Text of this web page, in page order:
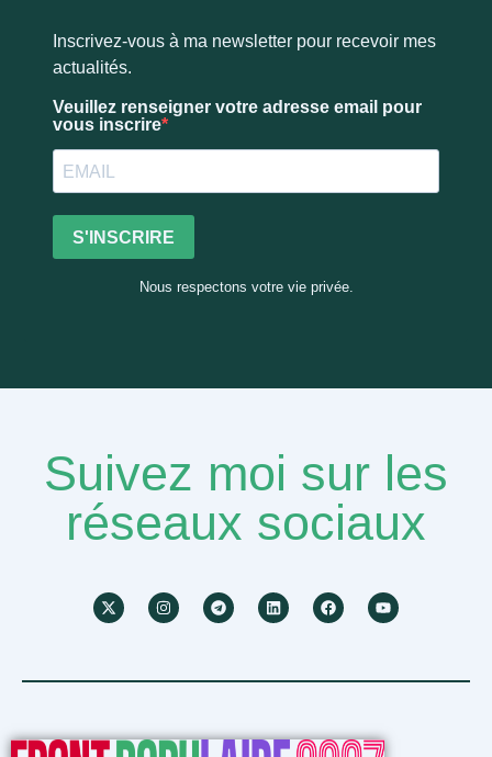
Inscrivez-vous à ma newsletter pour recevoir mes
actualités.
Veuillez renseigner votre adresse email pour
vous inscrire
S'INSCRIRE
Nous respectons votre vie privée.
Suivez moi sur les
réseaux sociaux